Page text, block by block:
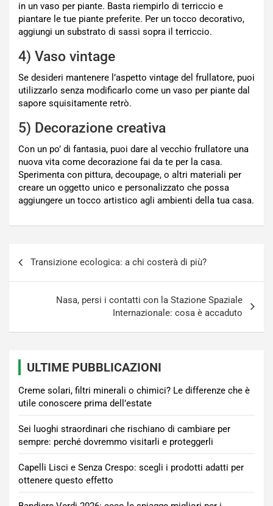
in un vaso per piante. Basta riempirlo di terriccio e
piantare le tue piante preferite. Per un tocco decorativo,
aggiungi un substrato di sassi sopra il terriccio.
4) Vaso vintage
Se desideri mantenere l’aspetto vintage del frullatore, puoi
utilizzarlo senza modificarlo come un vaso per piante dal
sapore squisitamente retrò.
5) Decorazione creativa
Con un po’ di fantasia, puoi dare al vecchio frullatore una
nuova vita come decorazione fai da te per la casa.
Sperimenta con pittura, decoupage, o altri materiali per
creare un oggetto unico e personalizzato che possa
aggiungere un tocco artistico agli ambienti della tua casa.
Transizione ecologica: a chi costerà di più?
Nasa, persi i contatti con la Stazione Spaziale
Internazionale: cosa è accaduto
ULTIME PUBBLICAZIONI
Creme solari, filtri minerali o chimici? Le differenze che è
utile conoscere prima dell’estate
Sei luoghi straordinari che rischiano di cambiare per
sempre: perché dovremmo visitarli e proteggerli
Capelli Lisci e Senza Crespo: scegli i prodotti adatti per
ottenere questo effetto